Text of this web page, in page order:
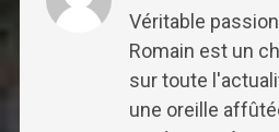
Véritable
Romain est un
sur toute
une oreille